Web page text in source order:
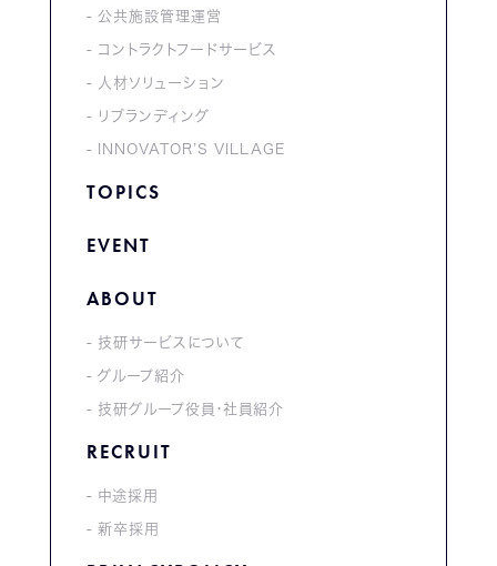
公共施設管理運営
コントラクトフードサービス
人材ソリューション
リブランディング
INNOVATOR’S VILLAGE
TOPICS
EVENT
ABOUT
技研サービスについて
グループ紹介
技研グループ役員・社員紹介
RECRUIT
中途採用
新卒採用